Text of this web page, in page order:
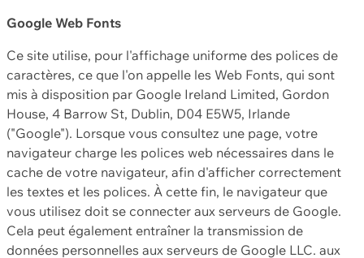
Google Web Fonts
Ce site utilise, pour l'affichage uniforme des polices de
caractères, ce que l'on appelle les Web Fonts, qui sont
mis à disposition par Google Ireland Limited, Gordon
House, 4 Barrow St, Dublin, D04 E5W5, Irlande
("Google"). Lorsque vous consultez une page, votre
navigateur charge les polices web nécessaires dans le
cache de votre navigateur, afin d'afficher correctement
les textes et les polices. À cette fin, le navigateur que
vous utilisez doit se connecter aux serveurs de Google.
Cela peut également entraîner la transmission de
données personnelles aux serveurs de Google LLC. aux